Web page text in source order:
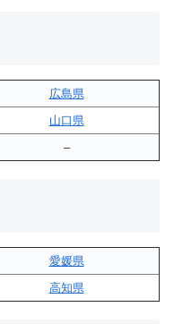
広島県
山口県
–
愛媛県
高知県